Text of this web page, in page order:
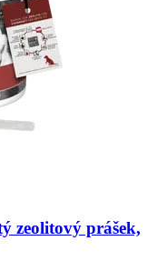
zeolitový prášek,